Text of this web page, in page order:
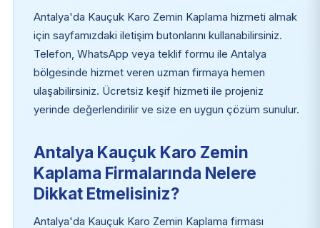
Antalya'da Kauçuk Karo Zemin Kaplama hizmeti almak
için sayfamızdaki iletişim butonlarını kullanabilirsiniz.
Telefon, WhatsApp veya teklif formu ile Antalya
bölgesinde hizmet veren uzman firmaya hemen
ulaşabilirsiniz. Ücretsiz keşif hizmeti ile projeniz
yerinde değerlendirilir ve size en uygun çözüm sunulur.
Antalya Kauçuk Karo Zemin
Kaplama Firmalarında Nelere
Dikkat Etmelisiniz?
Antalya'da Kauçuk Karo Zemin Kaplama firması